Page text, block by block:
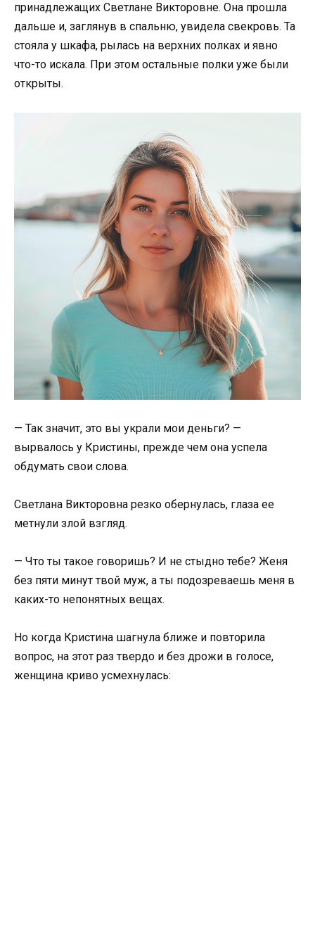
принадлежащих Светлане Викторовне. Она прошла
дальше и, заглянув в спальню, увидела свекровь. Та
стояла у шкафа, рылась на верхних полках и явно
что-то искала. При этом остальные полки уже были
открыты.
— Так значит, это вы украли мои деньги? —
вырвалось у Кристины, прежде чем она успела
обдумать свои слова.
Светлана Викторовна резко обернулась, глаза ее
метнули злой взгляд.
— Что ты такое говоришь? И не стыдно тебе? Женя
без пяти минут твой муж, а ты подозреваешь меня в
каких-то непонятных вещах.
Но когда Кристина шагнула ближе и повторила
вопрос, на этот раз твердо и без дрожи в голосе,
женщина криво усмехнулась: